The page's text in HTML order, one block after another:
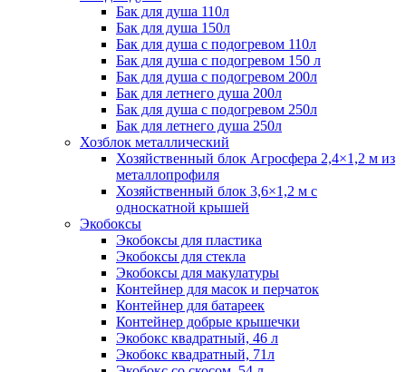
Бак для душа 110л
Бак для душа 150л
Бак для душа с подогревом 110л
Бак для душа с подогревом 150 л
Бак для душа с подогревом 200л
Бак для летнего душа 200л
Бак для душа с подогревом 250л
Бак для летнего душа 250л
Хозблок металлический
Хозяйственный блок Агросфера 2,4×1,2 м из
металлопрофиля
Хозяйственный блок 3,6×1,2 м с
односкатной крышей
Экобоксы
Экобоксы для пластика
Экобоксы для стекла
Экобоксы для макулатуры
Контейнер для масок и перчаток
Контейнер для батареек
Контейнер добрые крышечки
Экобокс квадратный, 46 л
Экобокс квадратный, 71л